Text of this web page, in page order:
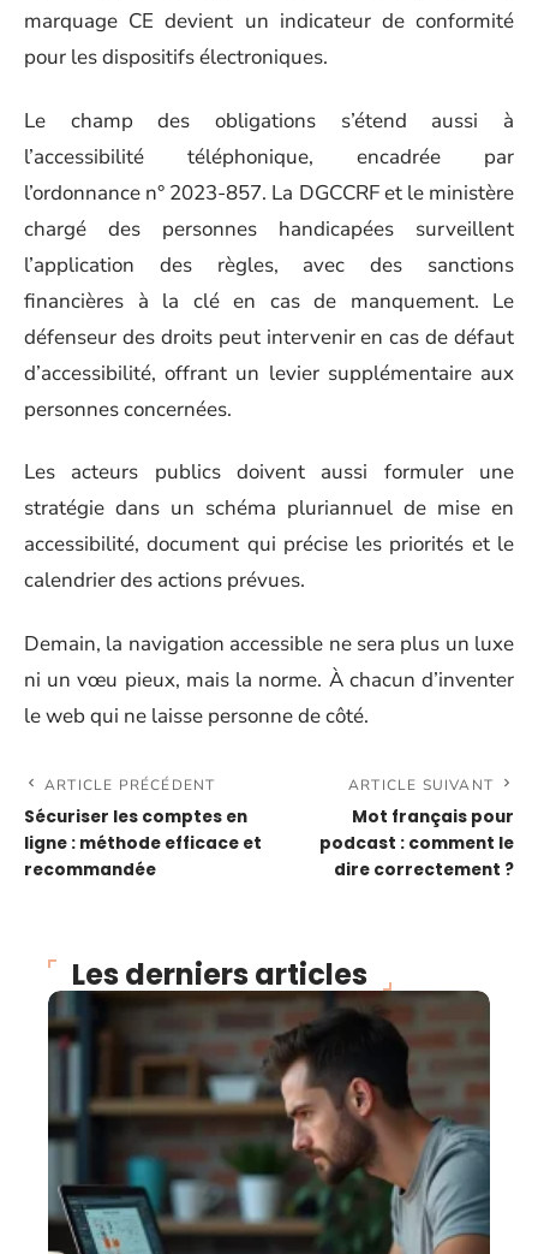
marquage CE devient un indicateur de conformité
pour les dispositifs électroniques.
Le champ des obligations s’étend aussi à
l’accessibilité téléphonique, encadrée par
l’ordonnance n° 2023-857. La DGCCRF et le ministère
chargé des personnes handicapées surveillent
l’application des règles, avec des sanctions
financières à la clé en cas de manquement. Le
défenseur des droits peut intervenir en cas de défaut
d’accessibilité, offrant un levier supplémentaire aux
personnes concernées.
Les acteurs publics doivent aussi formuler une
stratégie dans un schéma pluriannuel de mise en
accessibilité, document qui précise les priorités et le
calendrier des actions prévues.
Demain, la navigation accessible ne sera plus un luxe
ni un vœu pieux, mais la norme. À chacun d’inventer
le web qui ne laisse personne de côté.
ARTICLE PRÉCÉDENT
Sécuriser les comptes en
ligne : méthode efficace et
recommandée
ARTICLE SUIVANT
Mot français pour
podcast : comment le
dire correctement ?
Les derniers articles